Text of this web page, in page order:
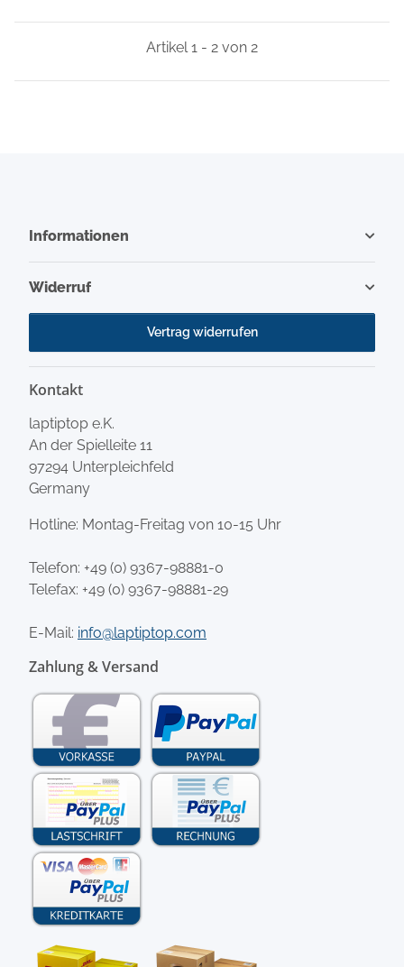
Artikel 1 - 2 von 2
Informationen
Widerruf
Vertrag widerrufen
Kontakt
laptiptop e.K.
An der Spielleite 11
97294 Unterpleichfeld
Germany
Hotline: Montag-Freitag von 10-15 Uhr
Telefon: +49 (0) 9367-98881-0
Telefax: +49 (0) 9367-98881-29
E-Mail: info@laptiptop.com
Zahlung & Versand